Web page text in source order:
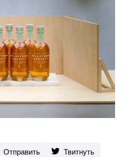
Отправить
Твитнуть